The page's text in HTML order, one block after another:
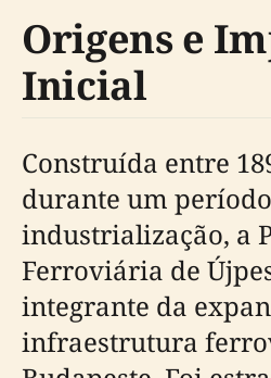
Origens e
Inicial
Construída entre
durante um
industrialização, a
Ferroviária de
integrante da
infraestrutura